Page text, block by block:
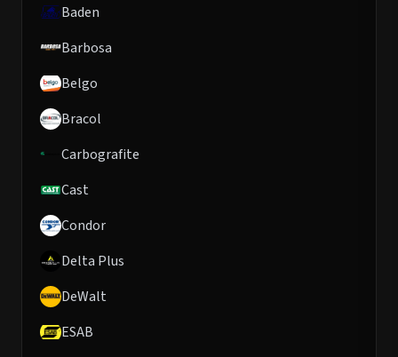
Baden
Barbosa
Belgo
Bracol
Carbografite
Cast
Condor
Delta Plus
DeWalt
ESAB